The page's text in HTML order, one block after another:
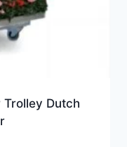
Trolley Dutch